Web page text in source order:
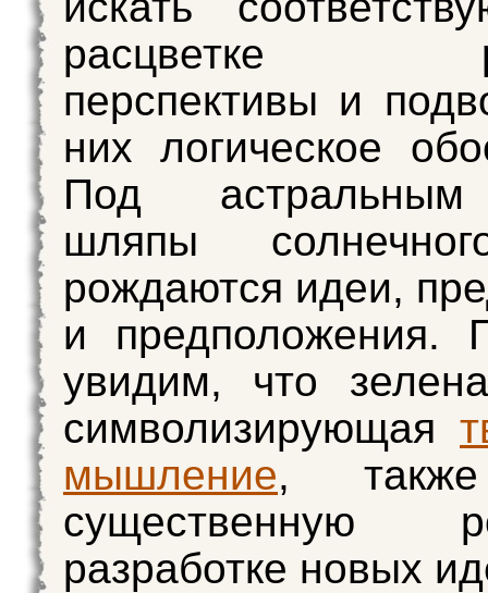
расцветке
перспективы и
них логическое
Под
шляпы
рождаются идеи,
и предположения.
увидим, что
символизирующая
мышление, также
разработке новых